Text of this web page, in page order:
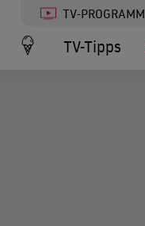
TV-PROGRAMM
TV-Tipps